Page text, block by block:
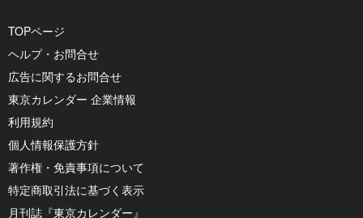
TOPページ
ヘルプ・お問合せ
広告に関するお問合せ
東京カレンダー 企業情報
利用規約
個人情報保護方針
著作権・免責事項について
特定商取引法に基づく表示
月刊誌『東京カレンダー』